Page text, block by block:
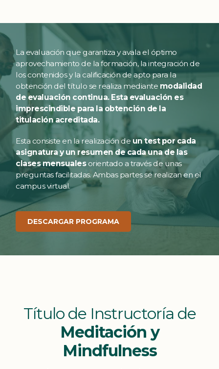
La evaluación que garantiza y avala el óptimo
aprovechamiento de la formación, la integración de
los contenidos y la calificación de apto para la
obtención del título se realiza mediante modalidad
de evaluación continua. Esta evaluación es
imprescindible para la obtención de la
titulación acreditada.
Esta consiste en la realización de un test por cada
asignatura y un resumen de cada una de las
clases mensualesorientado a través de unas
preguntas facilitadas. Ambas partes se realizan en el
campus virtual.
DESCARGAR PROGRAMA
Título de Instructoría de
Meditación y
Mindfulness